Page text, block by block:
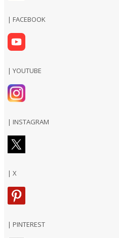
| FACEBOOK
| YOUTUBE
| INSTAGRAM
| X
| PINTEREST